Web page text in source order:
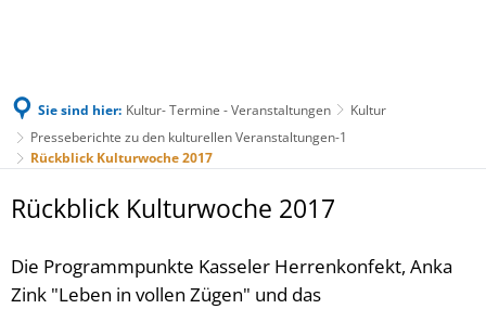
Sie sind hier: Kultur- Termine - Veranstaltungen
Kultur
Presseberichte zu den kulturellen Veranstaltungen-1
Rückblick Kulturwoche 2017
Rückblick Kulturwoche 2017
Die Programmpunkte Kasseler Herrenkonfekt, Anka
Zink "Leben in vollen Zügen" und das